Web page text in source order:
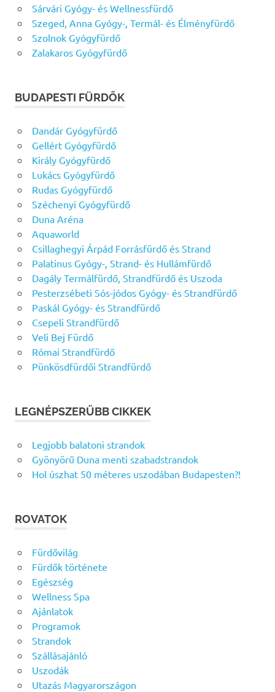
Sárvári Gyógy- és Wellnessfürdő
Szeged, Anna Gyógy-, Termál- és Élményfürdő
Szolnok Gyógyfürdő
Zalakaros Gyógyfürdő
BUDAPESTI FÜRDŐK
Dandár Gyógyfürdő
Gellért Gyógyfürdő
Király Gyógyfürdő
Lukács Gyógyfürdő
Rudas Gyógyfürdő
Széchenyi Gyógyfürdő
Duna Aréna
Aquaworld
Csillaghegyi Árpád Forrásfürdő és Strand
Palatinus Gyógy-, Strand- és Hullámfürdő
Dagály Termálfürdő, Strandfürdő és Uszoda
Pesterzsébeti Sós-jódos Gyógy- és Strandfürdő
Paskál Gyógy- és Strandfürdő
Csepeli Strandfürdő
Veli Bej Fürdő
Római Strandfürdő
Pünkösdfürdői Strandfürdő
LEGNÉPSZERŰBB CIKKEK
Legjobb balatoni strandok
Gyönyörű Duna menti szabadstrandok
Hol úszhat 50 méteres uszodában Budapesten?!
ROVATOK
Fürdővilág
Fürdők története
Egészség
Wellness Spa
Ajánlatok
Programok
Strandok
Szállásajánló
Uszodák
Utazás Magyarországon